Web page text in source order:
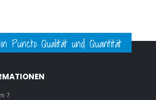
Qualität und Quantität
7